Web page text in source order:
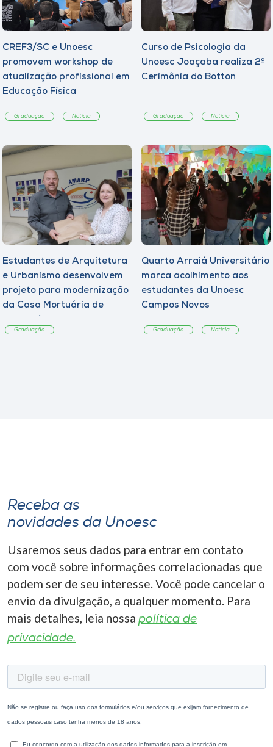
CREF3/SC e Unoesc
promovem workshop de
atualização profissional em
Educação Física
Graduação Notícia
Curso de Psicologia da
Unoesc Joaçaba realiza 2ª
Cerimônia do Botton
Graduação Notícia
Estudantes de Arquitetura
e Urbanismo desenvolvem
projeto para modernização
da Casa Mortuária de
Graduação
Quarto Arraiá Universitário
marca acolhimento aos
estudantes da Unoesc
Campos Novos
Graduação Notícia
Receba as
novidades da Unoesc
Usaremos seus dados para entrar em contato
com você sobre informações correlacionadas que
podem ser de seu interesse. Você pode cancelar o
envio da divulgação, a qualquer momento. Para
mais detalhes, leia nossa política de
privacidade.